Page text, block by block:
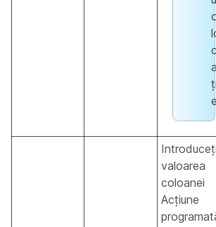
c
a
ți
Introduceți
valoarea
coloanei
Acțiune